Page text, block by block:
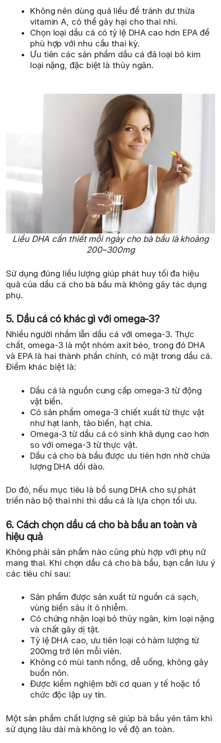
Không nên dùng quá liều để tránh dư thừa
vitamin A, có thể gây hại cho thai nhi.
Chọn loại dầu cá có tỷ lệ DHA cao hơn EPA để
phù hợp với nhu cầu thai kỳ.
Ưu tiên các sản phẩm dầu cá đã loại bỏ kim
loại nặng, đặc biệt là thủy ngân.
Liều DHA cần thiết mỗi ngày cho bà bầu là khoảng
200–300mg
Sử dụng đúng liều lượng giúp phát huy tối đa hiệu
quả của dầu cá cho bà bầu mà không gây tác dụng
phụ.
5. Dầu cá có khác gì với omega-3?
Nhiều người nhầm lẫn dầu cá với omega-3. Thực
chất, omega-3 là một nhóm axit béo, trong đó DHA
và EPA là hai thành phần chính, có mặt trong dầu cá.
Điểm khác biệt là:
Dầu cá là nguồn cung cấp omega-3 từ động
vật biển.
Có sản phẩm omega-3 chiết xuất từ thực vật
như hạt lanh, tảo biển, hạt chia.
Omega-3 từ dầu cá có sinh khả dụng cao hơn
so với omega-3 từ thực vật.
Dầu cá cho bà bầu được ưu tiên hơn nhờ chứa
lượng DHA dồi dào.
Do đó, nếu mục tiêu là bổ sung DHA cho sự phát
triển não bộ thai nhi thì dầu cá là lựa chọn tối ưu.
6. Cách chọn dầu cá cho bà bầu an toàn và
hiệu quả
Không phải sản phẩm nào cũng phù hợp với phụ nữ
mang thai. Khi chọn dầu cá cho bà bầu, bạn cần lưu ý
các tiêu chí sau:
Sản phẩm được sản xuất từ nguồn cá sạch,
vùng biển sâu ít ô nhiễm.
Có chứng nhận loại bỏ thủy ngân, kim loại nặng
và chất gây dị tật.
Tỷ lệ DHA cao, ưu tiên loại có hàm lượng từ
200mg trở lên mỗi viên.
Không có mùi tanh nồng, dễ uống, không gây
buồn nôn.
Được kiểm nghiệm bởi cơ quan y tế hoặc tổ
chức độc lập uy tín.
Một sản phẩm chất lượng sẽ giúp bà bầu yên tâm khi
sử dụng lâu dài mà không lo về độ an toàn.